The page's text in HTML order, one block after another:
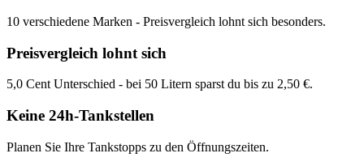
10 verschiedene Marken - Preisvergleich lohnt sich besonders.
Preisvergleich lohnt sich
5,0 Cent Unterschied - bei 50 Litern sparst du bis zu 2,50 €.
Keine 24h-Tankstellen
Planen Sie Ihre Tankstopps zu den Öffnungszeiten.